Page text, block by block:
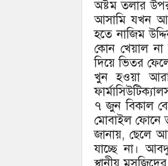
অষ্টম তলার
আসামি যখন
হতে নাজিম
কোন খেয়াল
দিয়ে ভিতর
খুন হওয়া
৭ জুন বিকাল
মোবাইল ফোনে
জানায়, ছেলে
যাচ্ছে না।